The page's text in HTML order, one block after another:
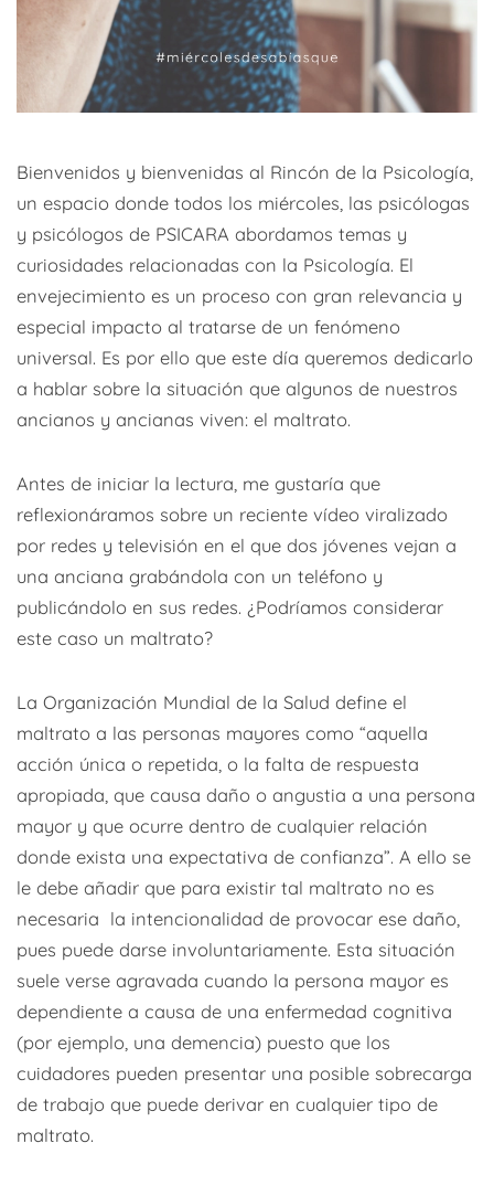
Bienvenidos y bienvenidas al Rincón de la Psicología,
un espacio donde todos los miércoles, las psicólogas
y psicólogos de PSICARA abordamos temas y
curiosidades relacionadas con la Psicología. El
envejecimiento es un proceso con gran relevancia y
especial impacto al tratarse de un fenómeno
universal. Es por ello que este día queremos dedicarlo
a hablar sobre la situación que algunos de nuestros
ancianos y ancianas viven: el maltrato.
Antes de iniciar la lectura, me gustaría que
reflexionáramos sobre un reciente vídeo viralizado
por redes y televisión en el que dos jóvenes vejan a
una anciana grabándola con un teléfono y
publicándolo en sus redes. ¿Podríamos considerar
este caso un maltrato?
La Organización Mundial de la Salud define el
maltrato a las personas mayores como “aquella
acción única o repetida, o la falta de respuesta
apropiada, que causa daño o angustia a una persona
mayor y que ocurre dentro de cualquier relación
donde exista una expectativa de confianza”. A ello se
le debe añadir que para existir tal maltrato no es
necesaria la intencionalidad de provocar ese daño,
pues puede darse involuntariamente. Esta situación
suele verse agravada cuando la persona mayor es
dependiente a causa de una enfermedad cognitiva
(por ejemplo, una demencia) puesto que los
cuidadores pueden presentar una posible sobrecarga
de trabajo que puede derivar en cualquier tipo de
maltrato.